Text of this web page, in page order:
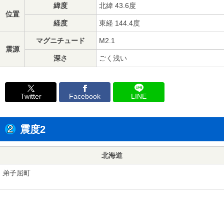
位置
緯度 北緯 43.6度
経度 東経 144.4度
震源
マグニチュード M2.1
深さ ごく浅い
Twitter Facebook LINE
震度2
北海道
弟子屈町